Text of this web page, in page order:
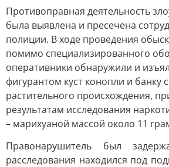
Противоправная деятельность
была выявлена и пресечена
полиции. В ходе проведения
помимо специализированного
оперативники обнаружили и
фигурантом куст конопли и банку
растительного происхождения,
результатам исследования
– марихуаной массой около 11
Правонарушитель был
расследования находился под